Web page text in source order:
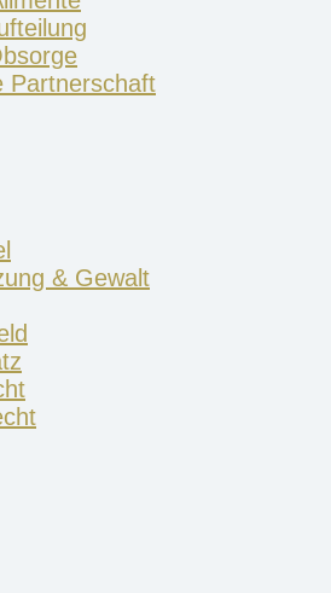
Partnerschaft
& Gewalt